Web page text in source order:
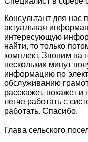
Консультант для
актуальная
интересующую
найти, то только
комплект. Звоним на
нескольких минут
информацию по
обслуживанию
расскажет, покажет и
легче работать с
работать. Спасибо.
Глава сельского